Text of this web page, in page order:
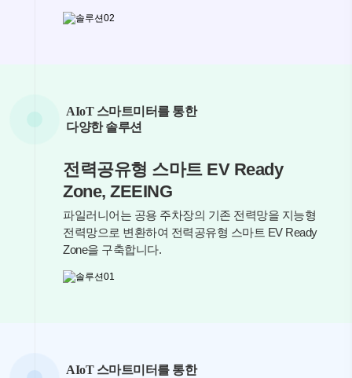
AIoT 스마트미터를 통한
다양한 솔루션
전력공유형 스마트 EV Ready
Zone, ZEEING
파일러니어는 공용 주차장의 기존 전력망을 지능형
전력망으로 변환하여 전력공유형 스마트 EV Ready
Zone을 구축합니다.
AIoT 스마트미터를 통한